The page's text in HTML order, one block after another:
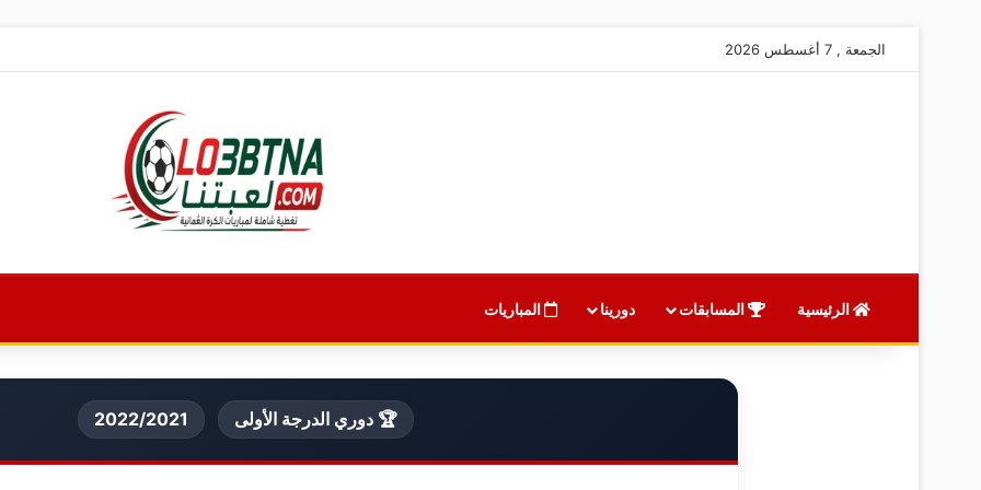
الجمعة , 7 أغسطس 2026
الرئيسية المسابقات دورينا المباريات
🏆 دوري الدرجة الأولى 2022/2021